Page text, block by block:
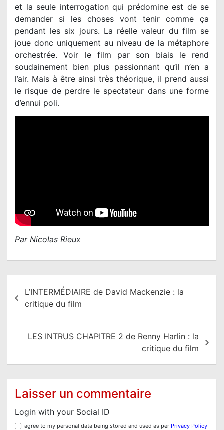
et la seule interrogation qui prédomine est de se
demander si les choses vont tenir comme ça
pendant les six jours. La réelle valeur du film se
joue donc uniquement au niveau de la métaphore
orchestrée. Voir le film par son biais le rend
soudainement bien plus passionnant qu’il n’en a
l’air. Mais à être ainsi très théorique, il prend aussi
le risque de perdre le spectateur dans une forme
d’ennui poli.
Par Nicolas Rieux
L’INTERMÉDIAIRE de David Mackenzie : la
critique du film
LES INTRUS CHAPITRE 2 de Renny Harlin : la
critique du film
Laisser un commentaire
Login with your Social ID
I agree to my personal data being stored and used as per Privacy Policy